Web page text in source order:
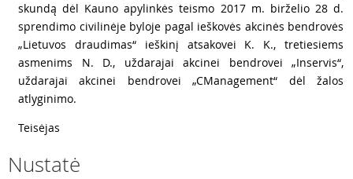
skundą dėl Kauno apylinkės teismo 2017 m. birželio 28 d.
sprendimo civilinėje byloje pagal ieškovės akcinės bendrovės
„Lietuvos draudimas“ ieškinį atsakovei K. K., tretiesiems
asmenims N. D., uždarajai akcinei bendrovei „Inservis“,
uždarajai akcinei bendrovei „CManagement“ dėl žalos
atlyginimo.
Teisėjas
Nustatė